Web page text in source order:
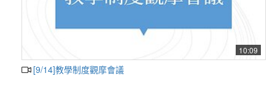
10:09
[9/14]教學制度觀摩會議